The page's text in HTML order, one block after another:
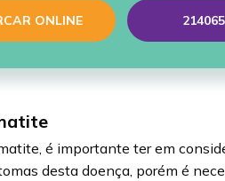
ONLINE
é importante ter em
desta doença, porém é